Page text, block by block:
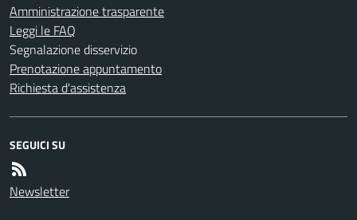
Amministrazione trasparente
Leggi le FAQ
Segnalazione disservizio
Prenotazione appuntamento
Richiesta d'assistenza
SEGUICI SU
Newsletter